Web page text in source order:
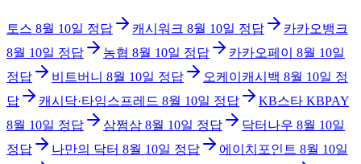
토스 8월 10일 정답 캐시워크 8월 10일 정답
카카오뱅크
8월 10일 정답 농협 8월 10일 정답 카카오페이
8월 10일
정답
비트버니 8월 10일 정답 오케이캐시백 8월 10일 정
답
캐시닥·타임스프레드 8월 10일 정답
KB스타 KBPAY
8월 10일 정답 삼쩜삼 8월 10일 정답 닥터나우 8월 10일
정답
나만의 닥터 8월 10일 정답 에이치포인트 8월 10일